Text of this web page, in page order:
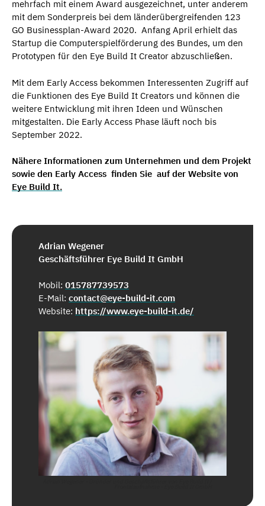
mehrfach mit einem Award ausgezeichnet, unter anderem
mit dem Sonderpreis bei dem länderübergreifenden 123
GO Businessplan-Award 2020. Anfang April erhielt das
Startup die Computerspielförderung des Bundes, um den
Prototypen für den Eye Build It Creator abzuschließen.
Mit dem Early Access bekommen Interessenten Zugriff auf
die Funktionen des Eye Build It Creators und können die
weitere Entwicklung mit ihren Ideen und Wünschen
mitgestalten. Die Early Access Phase läuft noch bis
September 2022.
Nähere Informationen zum Unternehmen und dem Projekt
sowie den Early Access finden Sie auf der Website von
Eye Build It.
Adrian Wegener
Geschäftsführer Eye Build It GmbH
Mobil: 015787739573
E-Mail: contact@eye-build-it.com
Website: https://www.eye-build-it.de/